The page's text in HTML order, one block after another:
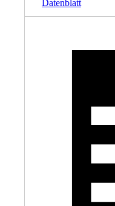
Datenblatt